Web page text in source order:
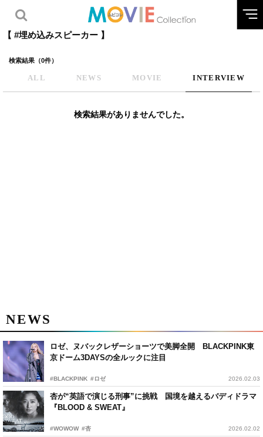
【 #埋め込みスピーカー 】
検索結果（0件）
ALL NEWS MOVIE INTERVIEW
検索結果がありませんでした。
NEWS
ロゼ、ヌバックレザーショーツで美脚全開 BLACKPINK東
京ドーム3DAYSの全ルックに注目
#BLACKPINK #ロゼ 2026.02.03
杏が“英語で演じる刑事”に挑戦 国境を越えるバディドラマ
『BLOOD & SWEAT』
#WOWOW #杏 2026.02.02